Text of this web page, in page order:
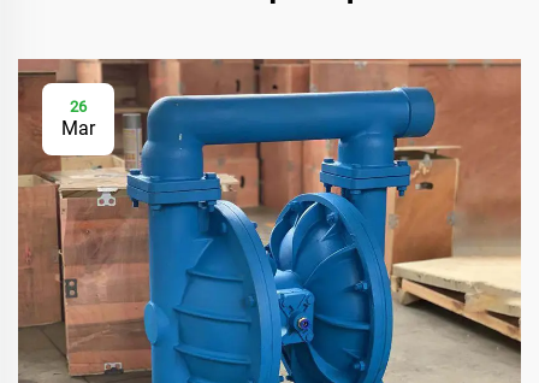
26
Mar